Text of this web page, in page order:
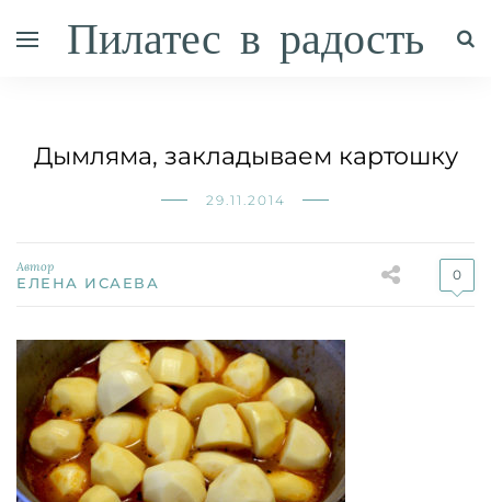
Пилатес в радость
Дымляма, закладываем картошку
29.11.2014
Автор
ЕЛЕНА ИСАЕВА 0